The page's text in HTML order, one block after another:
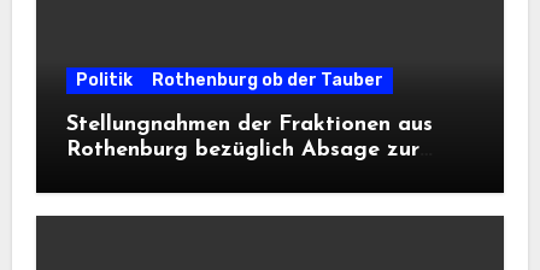
Politik Rothenburg ob der Tauber
Stellungnahmen der Fraktionen aus
Rothenburg bezüglich Absage zur